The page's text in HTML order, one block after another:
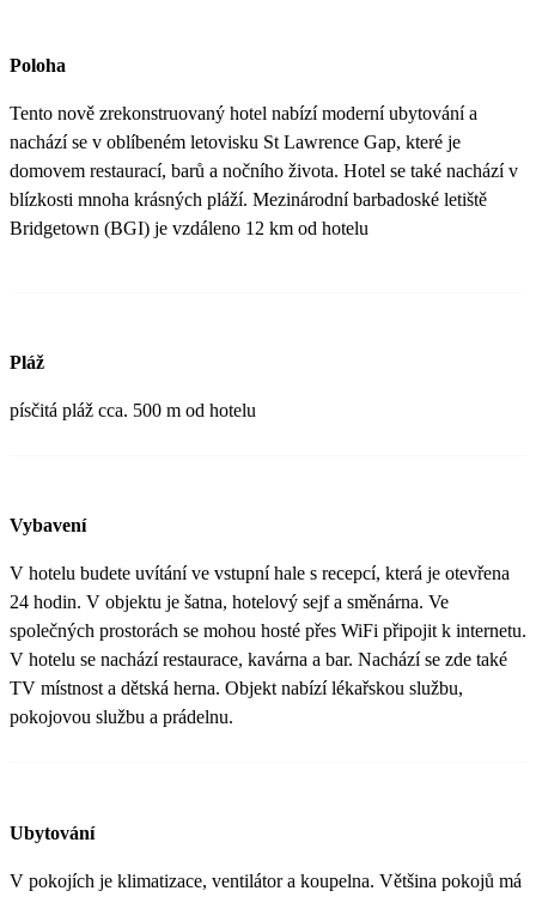
Poloha
Tento nově zrekonstruovaný hotel nabízí moderní ubytování a
nachází se v oblíbeném letovisku St Lawrence Gap, které je
domovem restaurací, barů a nočního života. Hotel se také nachází v
blízkosti mnoha krásných pláží. Mezinárodní barbadoské letiště
Bridgetown (BGI) je vzdáleno 12 km od hotelu
Pláž
písčitá pláž cca. 500 m od hotelu
Vybavení
V hotelu budete uvítání ve vstupní hale s recepcí, která je otevřena
24 hodin. V objektu je šatna, hotelový sejf a směnárna. Ve
společných prostorách se mohou hosté přes WiFi připojit k internetu.
V hotelu se nachází restaurace, kavárna a bar. Nachází se zde také
TV místnost a dětská herna. Objekt nabízí lékařskou službu,
pokojovou službu a prádelnu.
Ubytování
V pokojích je klimatizace, ventilátor a koupelna. Většina pokojů má